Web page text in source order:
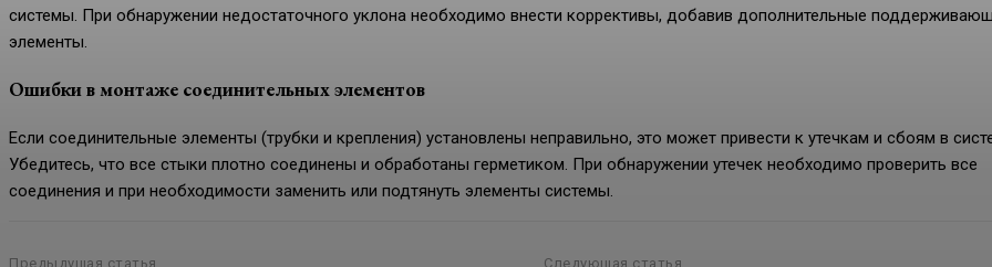
системы. При обнаружении недостаточного уклона необходимо внести коррективы, добавив дополнительные
элементы.
Ошибки в монтаже соединительных элементов
Если соединительные элементы (трубки и крепления) установлены неправильно, это может привести к утечкам и сбоям в
Убедитесь, что все стыки плотно соединены и обработаны герметиком. При обнаружении утечек необходимо проверить все
соединения и при необходимости заменить или подтянуть элементы системы.
Предыдущая статья Следующая статья